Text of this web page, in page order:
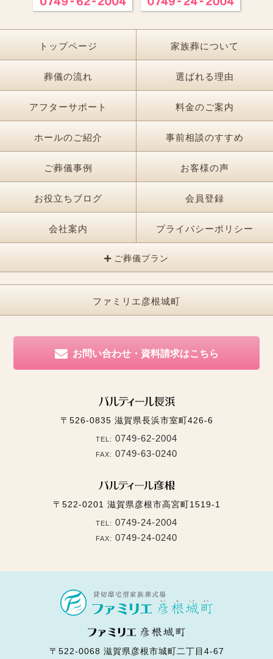
トップページ 家族葬について
葬儀の流れ 選ばれる理由
アフターサポート 料金のご案内
ホールのご紹介 事前相談のすすめ
ご葬儀事例 お客様の声
お役立ちブログ 会員登録
会社案内 プライバシーポリシー
ご葬儀プラン
ファミリエ彦根城町
お問い合わせ・資料請求はこちら
〒526-0835 滋賀県長浜市室町426-6
TEL: 0749-62-2004
FAX: 0749-63-0240
〒522-0201 滋賀県彦根市高宮町1519-1
TEL: 0749-24-2004
FAX: 0749-24-0240
〒522-0068 滋賀県彦根市城町二丁目4-67